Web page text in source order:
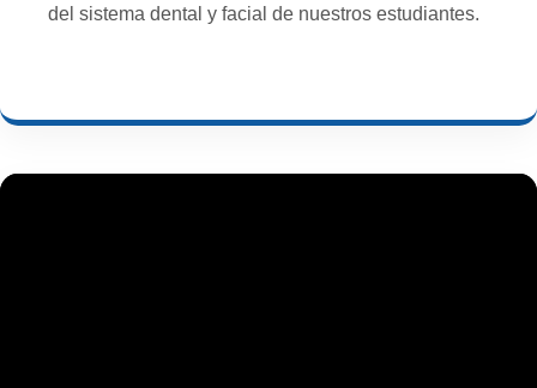
del sistema dental y facial de nuestros estudiantes.